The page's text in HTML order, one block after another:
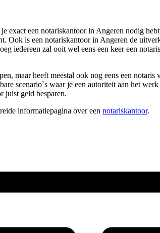
exact een notariskantoor in Angeren nodig
Ook is een notariskantoor in Angeren de
iedereen zal ooit wel eens een keer een
maar heeft meestal ook nog eens een
scenario`s waar je een autoriteit aan het
juist geld besparen.
informatiepagina over een notariskantoor.